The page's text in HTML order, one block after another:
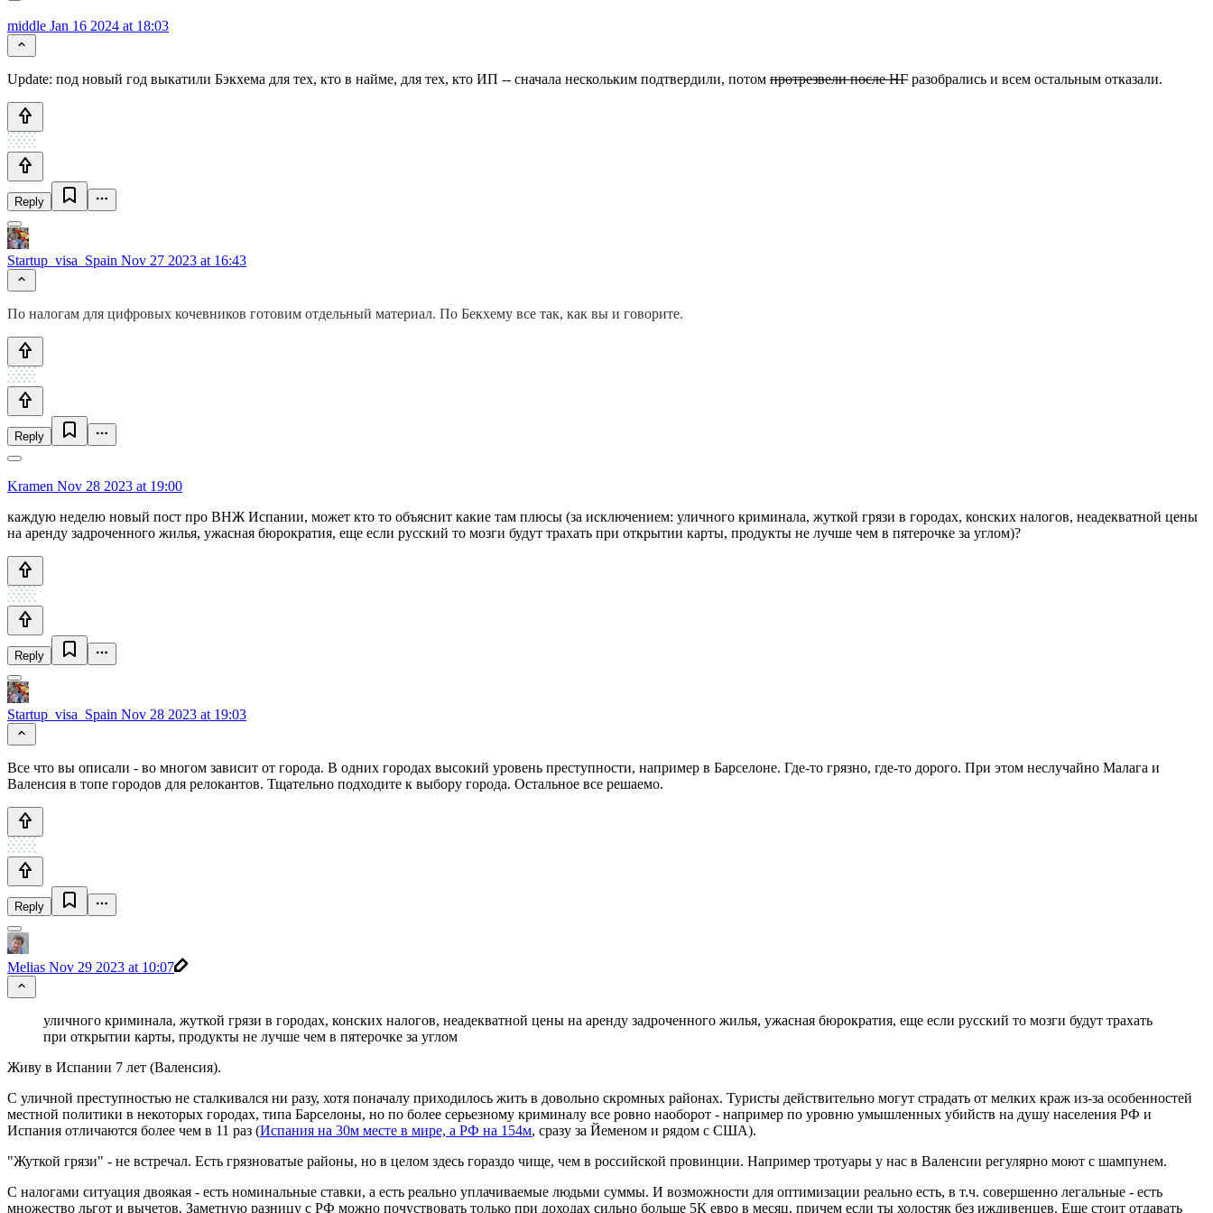
middle Jan 16 2024 at 18:03
Update: под новый год выкатили Бэкхема для тех, кто в найме, для тех, кто ИП -- сначала нескольким подтвердили, потом протрезвели после НГ разобрались и всем остальным отказали.
Reply
Startup_visa_Spain Nov 27 2023 at 16:43
По налогам для цифровых кочевников готовим отдельный материал. По Бекхему все так, как вы и говорите.
Reply
Kramen Nov 28 2023 at 19:00
каждую неделю новый пост про ВНЖ Испании, может кто то объяснит какие там плюсы (за исключением: уличного криминала, жуткой грязи в городах, конских налогов, неадекватной цены
на аренду задроченного жилья, ужасная бюрократия, еще если русский то мозги будут трахать при открытии карты, продукты не лучше чем в пятерочке за углом)?
Reply
Startup_visa_Spain Nov 28 2023 at 19:03
Все что вы описали - во многом зависит от города. В одних городах высокий уровень преступности, например в Барселоне. Где-то грязно, где-то дорого. При этом неслучайно Малага и
Валенсия в топе городов для релокантов. Тщательно подходите к выбору города. Остальное все решаемо.
Reply
Melias Nov 29 2023 at 10:07
уличного криминала, жуткой грязи в городах, конских налогов, неадекватной цены на аренду задроченного жилья, ужасная бюрократия, еще если русский то мозги будут трахать
при открытии карты, продукты не лучше чем в пятерочке за углом
Живу в Испании 7 лет (Валенсия).
С уличной преступностью не сталкивался ни разу, хотя поначалу приходилось жить в довольно скромных районах. Туристы действительно могут страдать от мелких краж из-за особенностей
местной политики в некоторых городах, типа Барселоны, но по более серьезному криминалу все ровно наоборот - например по уровню умышленных убийств на душу населения РФ и
Испания отличаются более чем в 11 раз (Испания на 30м месте в мире, а РФ на 154м, сразу за Йеменом и рядом с США).
"Жуткой грязи" - не встречал. Есть грязноватые районы, но в целом здесь гораздо чище, чем в российской провинции. Например тротуары у нас в Валенсии регулярно моют с шампунем.
С налогами ситуация двоякая - есть номинальные ставки, а есть реально уплачиваемые людьми суммы. И возможности для оптимизации реально есть, в т.ч. совершенно легальные - есть
множество льгот и вычетов. Заметную разницу с РФ можно почуствовать только при доходах сильно больше 5К евро в месяц, причем если ты холостяк без иждивенцев. Еще стоит отдавать